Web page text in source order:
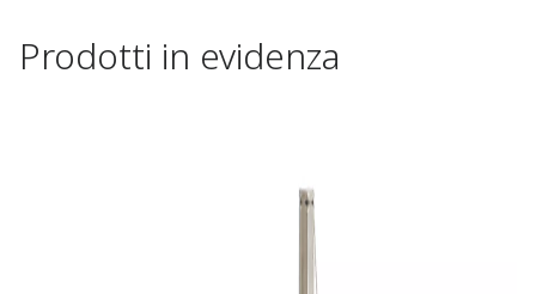
Prodotti in evidenza